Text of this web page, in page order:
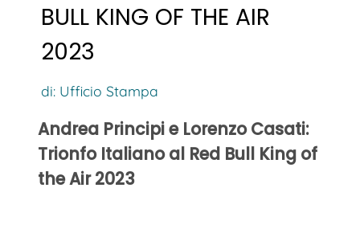
BULL KING OF THE AIR
2023
di: Ufficio Stampa
Andrea Principi e Lorenzo Casati:
Trionfo Italiano al Red Bull King of
the Air 2023